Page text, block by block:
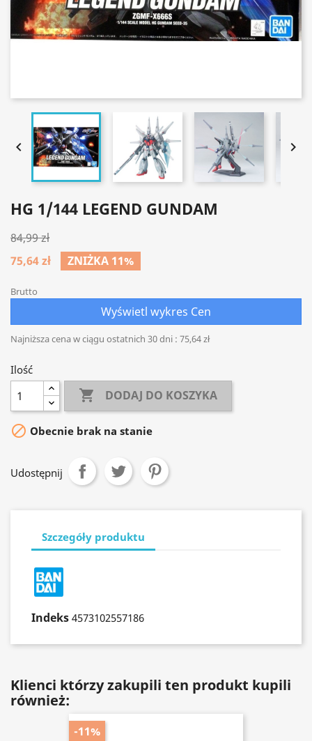
 
HG 1/144 LEGEND GUNDAM
84,99 zł
75,64 zł
ZNIŻKA 11%
Brutto
Wyświetl wykres Cen
Najniższa cena w ciągu ostatnich 30 dni : 75,64 zł
Ilość
 DODAJ DO KOSZYKA
 Obecnie brak na stanie
Udostępnij
Szczegóły produktu
Indeks 4573102557186
Klienci którzy zakupili ten produkt kupili
również:
-11%